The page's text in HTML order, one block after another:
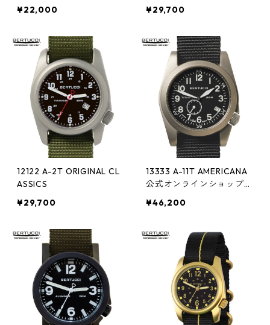
¥22,000
¥29,700
12122 A-2T ORIGINAL CL
ASSICS
¥29,700
13333 A-11T AMERICANA
公式オンラインショップ限
¥46,200